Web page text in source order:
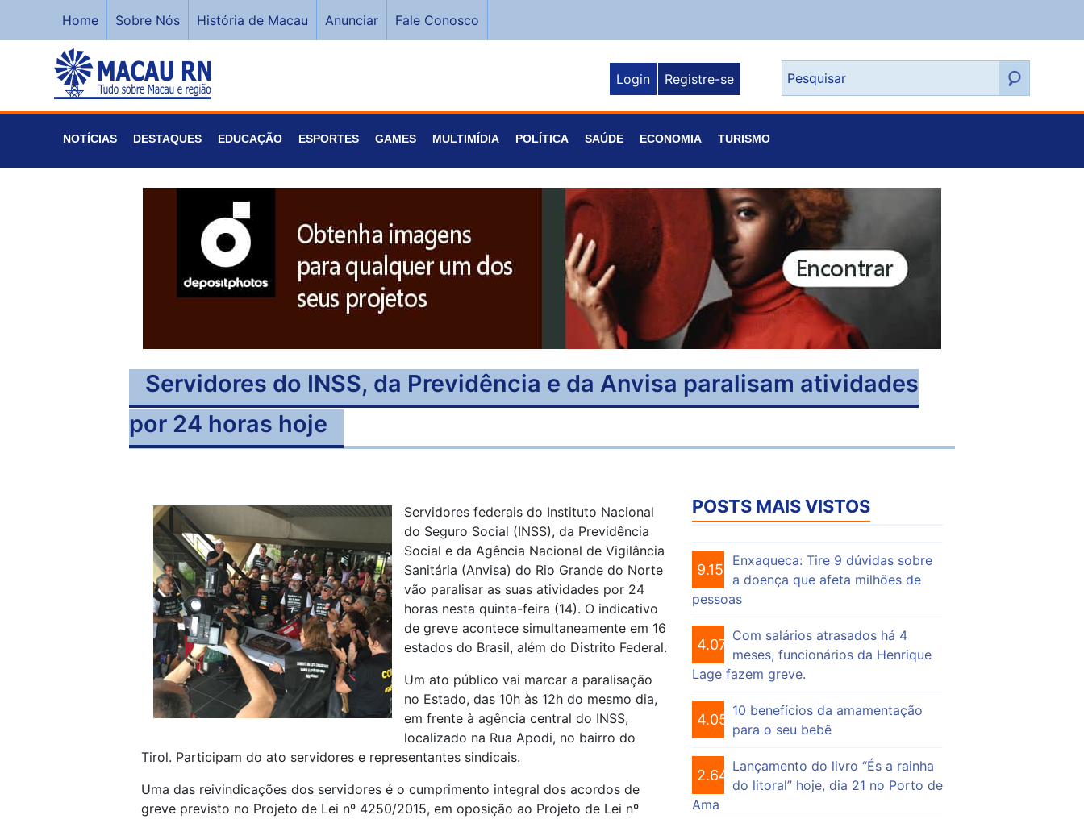
Home Sobre Nós História de Macau Anunciar Fale Conosco
Login Registre-se
NOTÍCIAS DESTAQUES EDUCAÇÃO ESPORTES GAMES MULTIMÍDIA POLÍTICA SAÚDE ECONOMIA TURISMO
Servidores do INSS, da Previdência e da Anvisa paralisam atividades
por 24 horas hoje
Servidores federais do Instituto Nacional
do Seguro Social (INSS), da Previdência
Social e da Agência Nacional de Vigilância
Sanitária (Anvisa) do Rio Grande do Norte
vão paralisar as suas atividades por 24
horas nesta quinta-feira (14). O indicativo
de greve acontece simultaneamente em 16
estados do Brasil, além do Distrito Federal.
Um ato público vai marcar a paralisação
no Estado, das 10h às 12h do mesmo dia,
em frente à agência central do INSS,
localizado na Rua Apodi, no bairro do
Tirol. Participam do ato servidores e representantes sindicais.
Uma das reivindicações dos servidores é o cumprimento integral dos acordos de
greve previsto no Projeto de Lei nº 4250/2015, em oposição ao Projeto de Lei nº
POSTS MAIS VISTOS
9.153
Enxaqueca: Tire 9 dúvidas sobre
a doença que afeta milhões de
pessoas
4.074
Com salários atrasados há 4
meses, funcionários da Henrique
Lage fazem greve.
4.055
10 benefícios da amamentação
para o seu bebê
2.647
Lançamento do livro “És a rainha
do litoral” hoje, dia 21 no Porto de
Ama